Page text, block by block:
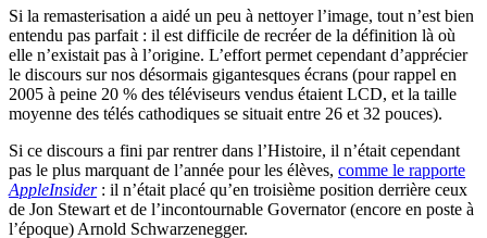
Si la remasterisation a aidé un peu à nettoyer l’image, tout n’est bien
entendu pas parfait : il est difficile de recréer de la définition là où
elle n’existait pas à l’origine. L’effort permet cependant d’apprécier
le discours sur nos désormais gigantesques écrans (pour rappel en
2005 à peine 20 % des téléviseurs vendus étaient LCD, et la taille
moyenne des télés cathodiques se situait entre 26 et 32 pouces).
Si ce discours a fini par rentrer dans l’Histoire, il n’était cependant
pas le plus marquant de l’année pour les élèves, comme le rapporte
AppleInsider: il n’était placé qu’en troisième position derrière ceux
de Jon Stewart et de l’incontournable Governator (encore en poste à
l’époque) Arnold Schwarzenegger.